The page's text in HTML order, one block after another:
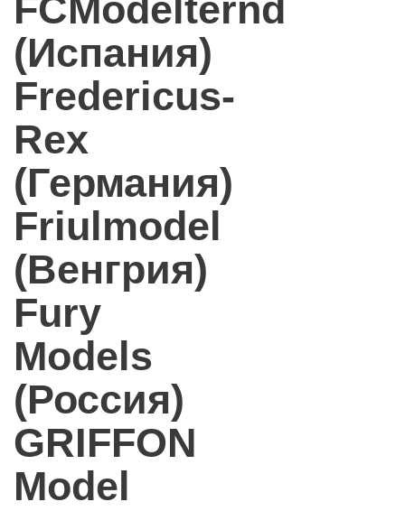
FCModelternd
(Испания)
Fredericus-
Rex
(Германия)
Friulmodel
(Венгрия)
Fury
Models
(Россия)
GRIFFON
Model